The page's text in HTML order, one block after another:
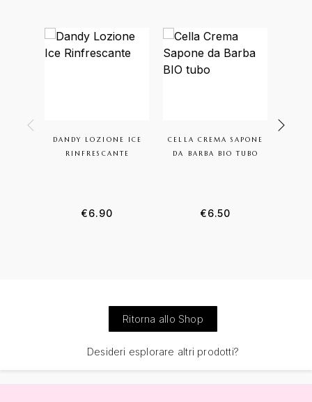
DANDY LOZIONE ICE
RINFRESCANTE
€6.90
CELLA CREMA SAPONE
DA BARBA BIO TUBO
€6.50
Ritorna allo Shop
Desideri esplorare altri prodotti?